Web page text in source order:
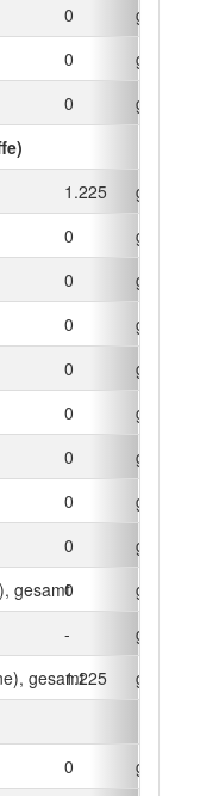
0
g
0
g
0
g
1.225
g
0
g
0
g
0
g
0
g
0
g
0
g
0
g
0
g
gesamt0
g
-
g
gesamt1.225
g
0
g